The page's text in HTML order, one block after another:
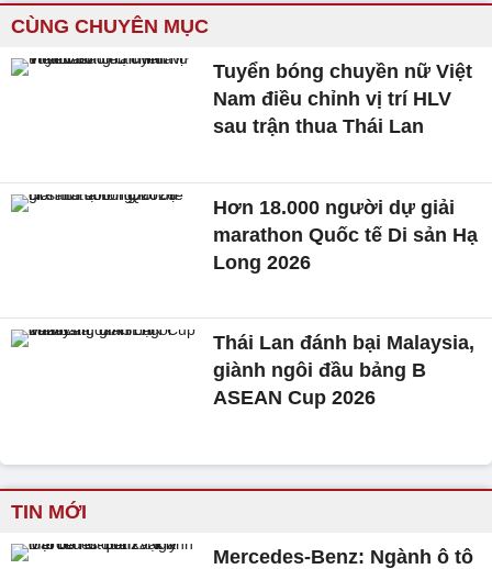
CÙNG CHUYÊN MỤC
Tuyển bóng chuyền nữ Việt
Nam điều chỉnh vị trí HLV
sau trận thua Thái Lan
Hơn 18.000 người dự giải
marathon Quốc tế Di sản Hạ
Long 2026
Thái Lan đánh bại Malaysia,
giành ngôi đầu bảng B
ASEAN Cup 2026
TIN MỚI
Mercedes-Benz: Ngành ô tô